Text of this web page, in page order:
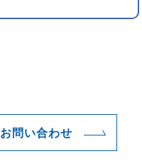
お問い合わせ